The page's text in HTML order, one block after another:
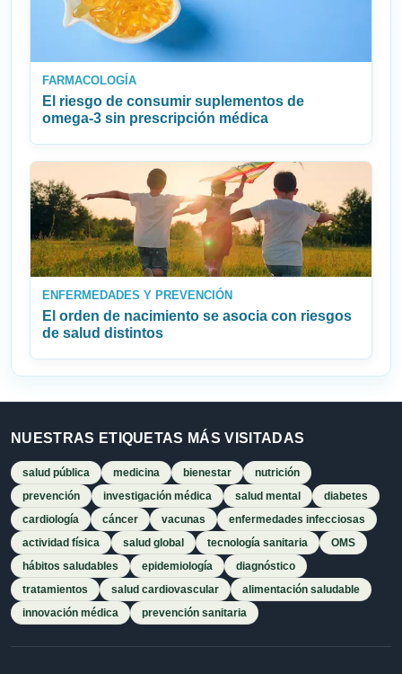
FARMACOLOGÍA
El riesgo de consumir suplementos de
omega‑3 sin prescripción médica
ENFERMEDADES Y PREVENCIÓN
El orden de nacimiento se asocia con riesgos
de salud distintos
NUESTRAS ETIQUETAS MÁS VISITADAS
salud pública medicina bienestar
nutrición
prevención
investigación médica salud mental
diabetes
cardiología
cáncer vacunas
enfermedades infecciosas
actividad física
salud global tecnología sanitaria
OMS
hábitos saludables
epidemiología
diagnóstico
tratamientos
salud cardiovascular
alimentación saludable
innovación médica
prevención sanitaria